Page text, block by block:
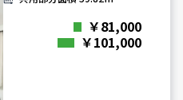
￥81,000
￥101,000